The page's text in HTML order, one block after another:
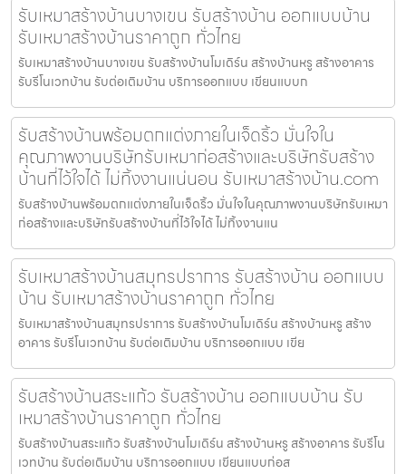
รับเหมาสร้างบ้านบางเขน รับสร้างบ้าน ออกแบบบ้าน
รับเหมาสร้างบ้านราคาถูก ทั่วไทย
รับเหมาสร้างบ้านบางเขน รับสร้างบ้านโมเดิร์น สร้างบ้านหรู สร้างอาคาร
รับรีโนเวทบ้าน รับต่อเติมบ้าน บริการออกแบบ เขียนแบบก
รับสร้างบ้านพร้อมตกแต่งภายในเจ็ดริ้ว มั่นใจใน
คุณภาพงานบริษัทรับเหมาก่อสร้างและบริษัทรับสร้าง
บ้านที่ไว้ใจได้ ไม่ทิ้งงานแน่นอน รับเหมาสร้างบ้าน.com
รับสร้างบ้านพร้อมตกแต่งภายในเจ็ดริ้ว มั่นใจในคุณภาพงานบริษัทรับเหมา
ก่อสร้างและบริษัทรับสร้างบ้านที่ไว้ใจได้ ไม่ทิ้งงานแน
รับเหมาสร้างบ้านสมุทรปราการ รับสร้างบ้าน ออกแบบ
บ้าน รับเหมาสร้างบ้านราคาถูก ทั่วไทย
รับเหมาสร้างบ้านสมุทรปราการ รับสร้างบ้านโมเดิร์น สร้างบ้านหรู สร้าง
อาคาร รับรีโนเวทบ้าน รับต่อเติมบ้าน บริการออกแบบ เขีย
รับสร้างบ้านสระแก้ว รับสร้างบ้าน ออกแบบบ้าน รับ
เหมาสร้างบ้านราคาถูก ทั่วไทย
รับสร้างบ้านสระแก้ว รับสร้างบ้านโมเดิร์น สร้างบ้านหรู สร้างอาคาร รับรีโน
เวทบ้าน รับต่อเติมบ้าน บริการออกแบบ เขียนแบบก่อส